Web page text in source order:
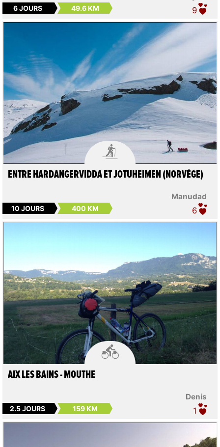
6 JOURS 49.6 KM 9

Manudad
ENTRE HARDANGERVIDDA ET JOTUHEIMEN (NORVÈGE)
10 JOURS 400 KM 6

Denis
AIX LES BAINS - MOUTHE
2.5 JOURS 159 KM 1